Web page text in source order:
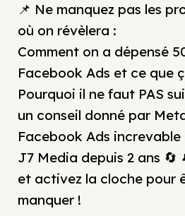
📌 Ne manquez pas les
où on révèlera :
Comment on a dépensé
Facebook Ads et ce que
Pourquoi il ne faut PAS
un conseil donné par
Facebook Ads
J7 Media depuis 2 ans 🔄
et activez la cloche pour
manquer !